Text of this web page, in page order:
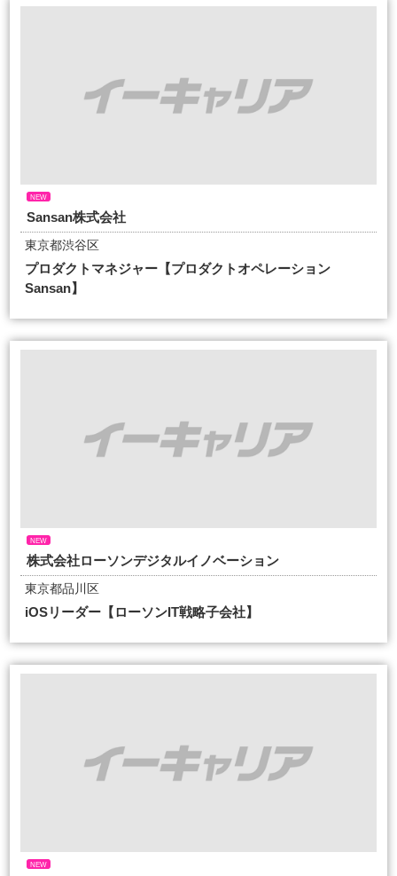
NEW
Sansan株式会社
東京都渋谷区
プロダクトマネジャー【プロダクトオペレーション
Sansan】
NEW
株式会社ローソンデジタルイノベーション
東京都品川区
iOSリーダー【ローソンIT戦略子会社】
NEW